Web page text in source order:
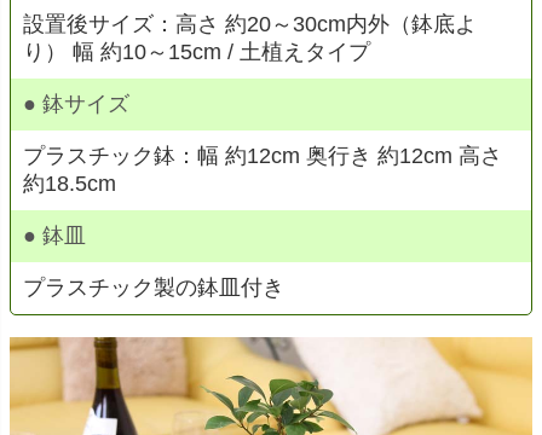
設置後サイズ：高さ 約20～30cm内外（鉢底よ
り） 幅 約10～15cm / 土植えタイプ
● 鉢サイズ
プラスチック鉢：幅 約12cm 奥行き 約12cm 高さ
約18.5cm
● 鉢皿
プラスチック製の鉢皿付き